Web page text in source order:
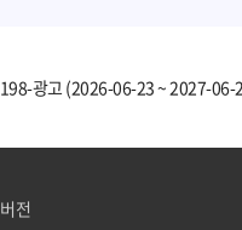
광고 (2026-06-23 ~ 2027-06-
전